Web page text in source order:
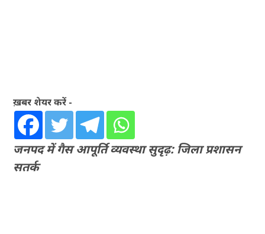
ख़बर शेयर करें -
जनपद में गैस आपूर्ति व्यवस्था सुदृढ़: जिला प्रशासन
सतर्क